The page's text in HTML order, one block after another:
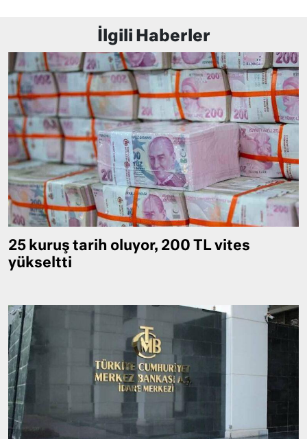
İlgili Haberler
25 kuruş tarih oluyor, 200 TL vites
yükseltti